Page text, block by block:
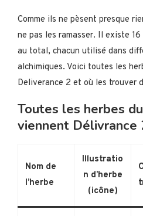
Comme ils ne pèsent presque
ne pas les ramasser. Il existe
au total, chacun utilisé dans
alchimiques. Voici toutes les
Deliverance 2 et où les trouver
Toutes les herbes
viennent Délivrance
Nom de
l’herbe
Illustratio
n d’herbe
(icône)